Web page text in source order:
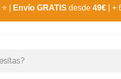
⭐ Envío GRATIS desde 49€ | +